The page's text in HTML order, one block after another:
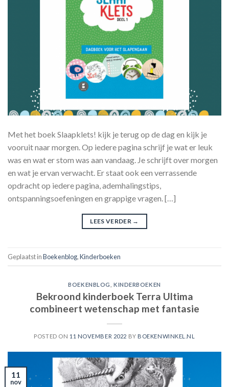
Met het boek Slaapklets! kijk je terug op de dag en kijk je
vooruit naar morgen. Op iedere pagina schrijf je wat er leuk
was en wat er stom was aan vandaag. Je schrijft over morgen
en wat je ervan verwacht. Er staat ook een verrassende
opdracht op iedere pagina, ademhalingstips,
ontspanningsoefeningen en grappige vragen. […]
LEES VERDER →
Geplaatst inBoekenblog,Kinderboeken
BOEKENBLOG KINDERBOEKEN
Bekroond kinderboek Terra Ultima
combineert wetenschap met fantasie
POSTED ON 11 NOVEMBER 2022 BY BOEKENWINKEL.NL
11
nov